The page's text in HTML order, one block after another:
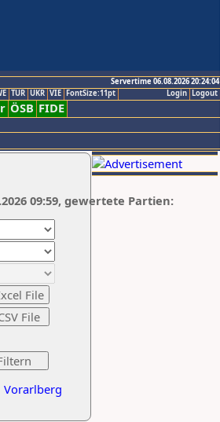
Servertime 06.08.2026 20:24:04
Logout
Login
TUR UKR VIE FontSize:11pt
ÖSB FIDE
Vorarlberg
09:59, gewertete Partien: